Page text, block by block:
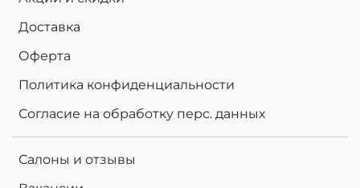
Доставка
Оферта
Политика конфиденциальности
Согласие на обработку перс. данных
Салоны и отзывы